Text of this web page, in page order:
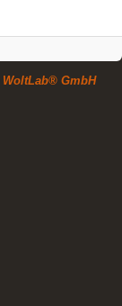
WoltLab® GmbH